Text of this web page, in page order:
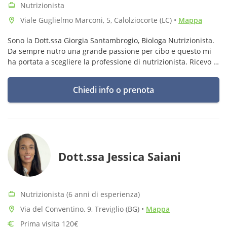
Nutrizionista
Viale Guglielmo Marconi, 5, Calolziocorte (LC) • Mappa
Sono la Dott.ssa Giorgia Santambrogio, Biologa Nutrizionista.
Da sempre nutro una grande passione per cibo e questo mi
ha portata a scegliere la professione di nutrizionista. Ricevo a
Chiedi info o prenota
Dott.ssa Jessica Saiani
Nutrizionista (6 anni di esperienza)
Via del Conventino, 9, Treviglio (BG) • Mappa
Prima visita 120€